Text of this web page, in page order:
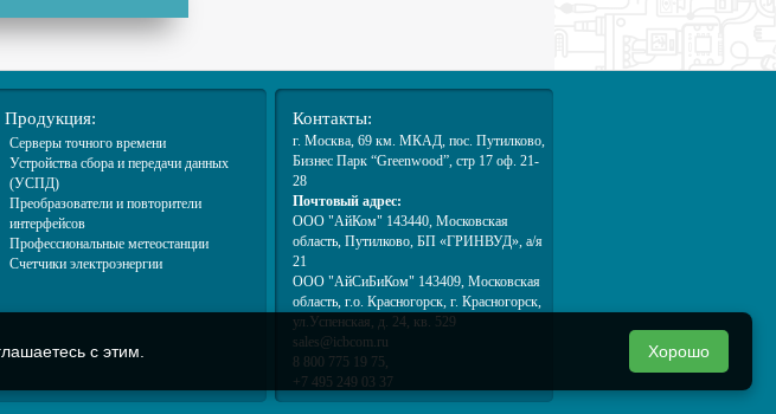
Продукция:
Cерверы точного времени
Устройства сбора и передачи данных
(УСПД)
Преобразователи и повторители
интерфейсов
Профессиональные метеостанции
Счетчики электроэнергии
Контакты:
г. Москва, 69 км. МКАД, пос. Путилково,
Бизнес Парк “Greenwood”, стр 17 оф. 21-
28
Почтовый адрес:
ООО "АйКом" 143440, Московская
область, Путилково, БП «ГРИНВУД», а/я
21
ООО "АйСиБиКом" 143409, Московская
область, г.о. Красногорск, г. Красногорск,
ул.Успенская, д. 24, кв. 529
sales@icbcom.ru
8 800 775 19 75,
+7 495 249 03 37
с этим. Хорошо